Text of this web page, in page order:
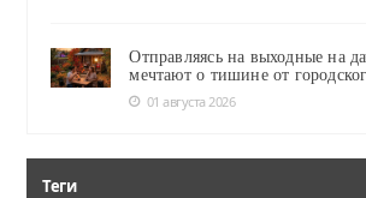
Отправляясь на выходные на
мечтают о тишине от
01 августа 2026
Теги